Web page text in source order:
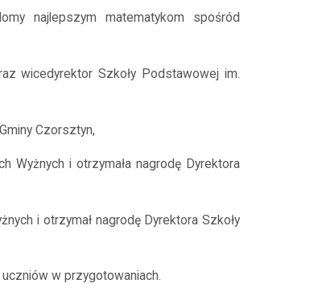
najlepszym matematykom spośród
wicedyrektor Szkoły Podstawowej im.
Czorsztyn,
Wyżnych i otrzymała nagrodę Dyrektora
i otrzymał nagrodę Dyrektora Szkoły
w przygotowaniach.